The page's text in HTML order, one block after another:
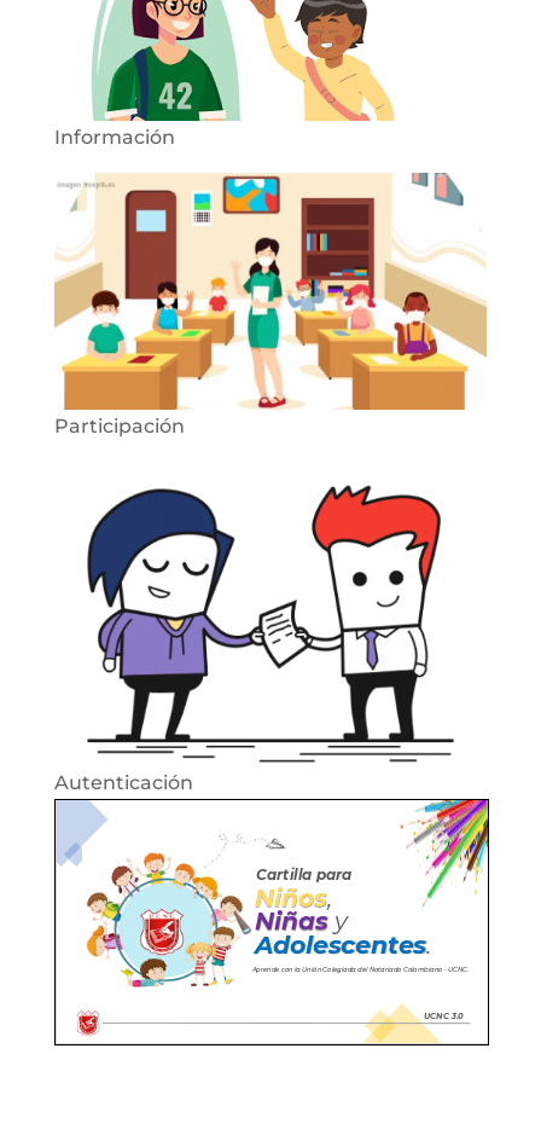
Información
Participación
Autenticación